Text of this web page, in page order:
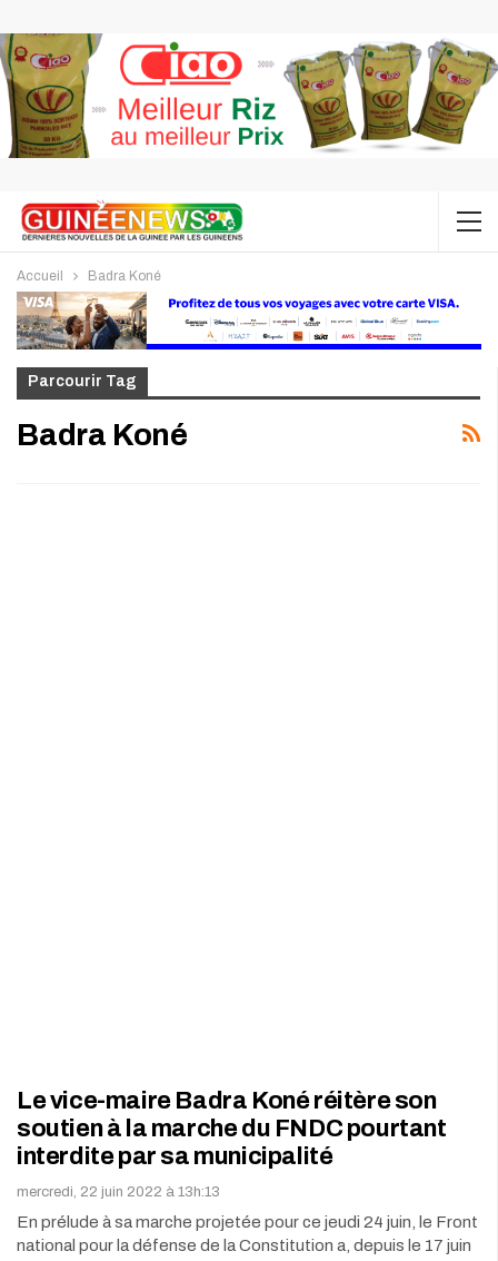
Accueil Badra Koné
Parcourir Tag
Badra Koné
Le vice-maire Badra Koné réitère son
soutien à la marche du FNDC pourtant
interdite par sa municipalité
mercredi, 22 juin 2022 à 13h:13
En prélude à sa marche projetée pour ce jeudi 24 juin, le Front
national pour la défense de la Constitution a, depuis le 17 juin